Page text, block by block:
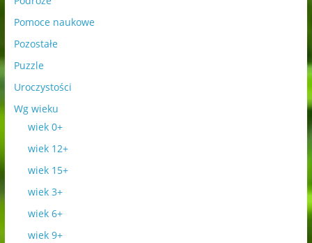
Pomoce naukowe
Pozostałe
Puzzle
Uroczystości
Wg wieku
wiek 0+
wiek 12+
wiek 15+
wiek 3+
wiek 6+
wiek 9+